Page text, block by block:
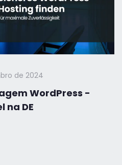
de 2024
WordPress -
na DE